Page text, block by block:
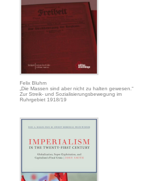
Felix Bluhm
„Die Massen sind aber nicht zu halten gewesen.“
Zur Streik- und Sozialisierungsbewegung im
Ruhrgebiet 1918/19